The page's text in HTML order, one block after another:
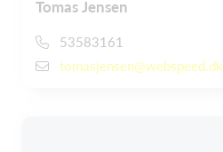
Tomas Jensen
53583161
tomasjensen@webspeed.dk